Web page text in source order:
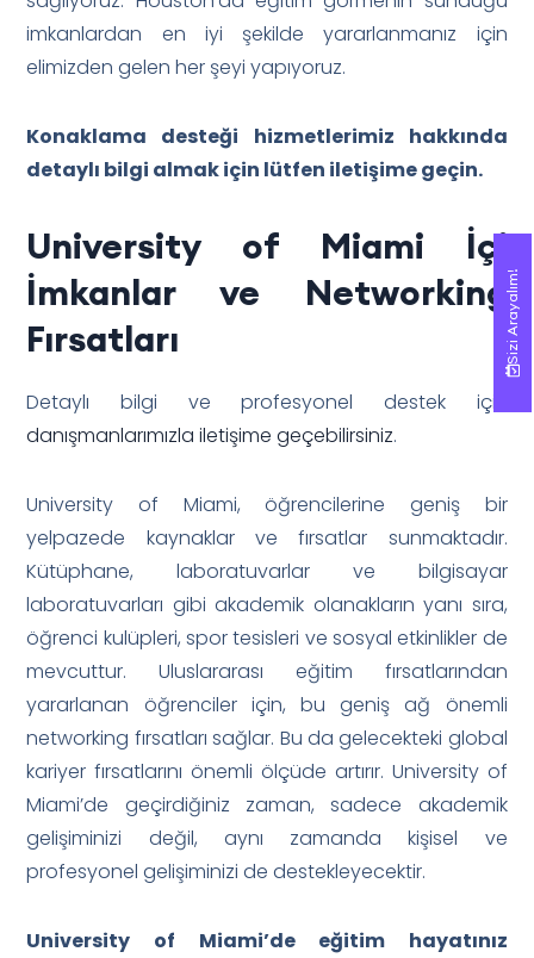
imkanlardan en iyi şekilde yararlanmanız için
elimizden gelen her şeyi yapıyoruz.
Konaklama desteği hizmetlerimiz hakkında
detaylı bilgi almak için lütfen iletişime geçin.
University of Miami İçi
İmkanlar ve Networking
Fırsatları
Detaylı bilgi ve profesyonel destek için
danışmanlarımızla iletişime geçebilirsiniz.
University of Miami, öğrencilerine geniş bir
yelpazede kaynaklar ve fırsatlar sunmaktadır.
Kütüphane, laboratuvarlar ve bilgisayar
laboratuvarları gibi akademik olanakların yanı sıra,
öğrenci kulüpleri, spor tesisleri ve sosyal etkinlikler de
mevcuttur. Uluslararası eğitim fırsatlarından
yararlanan öğrenciler için, bu geniş ağ önemli
networking fırsatları sağlar. Bu da gelecekteki global
kariyer fırsatlarını önemli ölçüde artırır. University of
Miami’de geçirdiğiniz zaman, sadece akademik
gelişiminizi değil, aynı zamanda kişisel ve
profesyonel gelişiminizi de destekleyecektir.
University of Miami’de eğitim hayatınız
Sizi Arayalım!
Sizi Arayalım!